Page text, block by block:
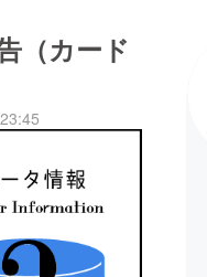
（カード